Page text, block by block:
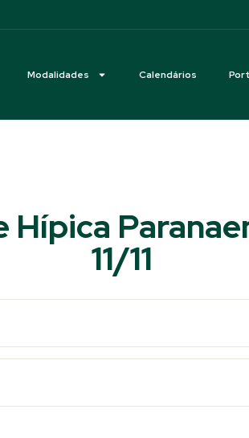
Modalidades Calendários
Hípica
11/11